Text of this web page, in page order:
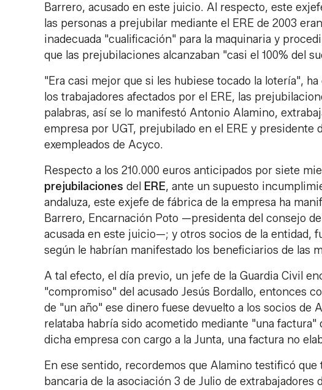
Barrero, acusado en este juicio. Al respecto, este
las personas a prejubilar mediante el ERE de 2003
inadecuada "cualificación" para la maquinaria y
que las prejubilaciones alcanzaban "casi el 100% del
"Era casi mejor que si les hubiese tocado la lotería",
los trabajadores afectados por el ERE, las
palabras, así se lo manifestó Antonio Alamino,
empresa por UGT, prejubilado en el ERE y presidente
exempleados de Acyco.
Respecto a los 210.000 euros anticipados por siete
prejubilaciones del ERE, ante un supuesto
andaluza, este exjefe de fábrica de la empresa ha
Barrero, Encarnación Poto —presidenta del consejo
acusada en este juicio—; y otros socios de la entidad,
según le habrían manifestado los beneficiarios de las
A tal efecto, el día previo, un jefe de la Guardia Civil
"compromiso" del acusado Jesús Bordallo, entonces
de "un año" ese dinero fuese devuelto a los socios de
relataba habría sido acometido mediante "una
dicha empresa con cargo a la Junta, una factura no
En ese sentido, recordemos que Alamino testificó
bancaria de la asociación 3 de Julio de extrabajadores